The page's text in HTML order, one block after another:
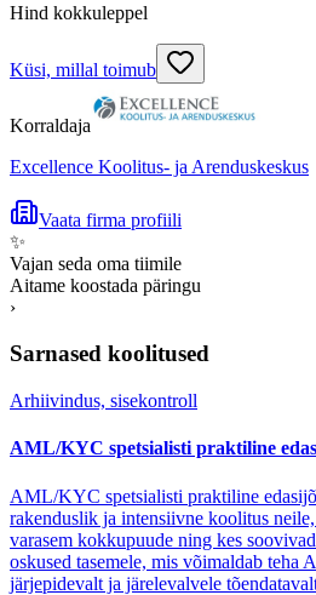
Hind kokkuleppel
Küsi, millal toimub
Korraldaja
Excellence Koolitus- ja Arenduskeskus
Vaata firma profiili
✨
Vajan seda oma tiimile
Aitame koostada päringu
›
Sarnased koolitused
Arhiivindus, sisekontroll
AML/KYC spetsialisti praktiline
AML/KYC spetsialisti praktiline
rakenduslik ja intensiivne koolitus
varasem kokkupuude ning kes
oskused tasemele, mis võimaldab
järjepidevalt ja järelevalvele